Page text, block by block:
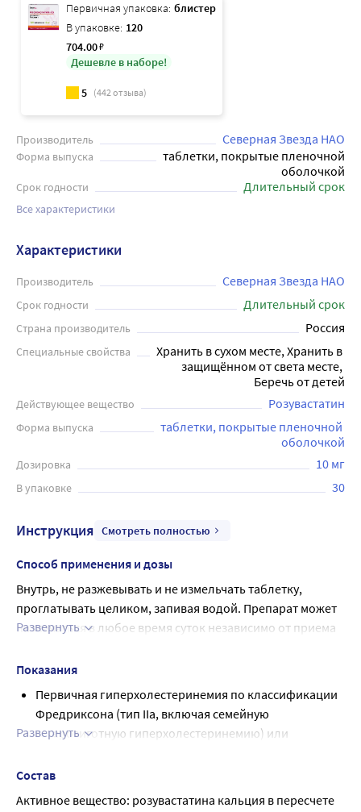
Первичная упаковка: блистер
В упаковке: 120
704.00₽
Дешевле в наборе!
5 (442отзыва)
Производитель Северная Звезда НАО
Форма выпуска
таблетки, покрытые пленочной
оболочкой
Срок годности Длительный срок
Все характеристики
Характеристики
Производитель Северная Звезда НАО
Срок годности Длительный срок
Страна производитель Россия
Специальные свойства
Хранить в сухом месте, Хранить в
защищённом от света месте,
Беречь от детей
Действующее вещество Розувастатин
Форма выпуска
таблетки, покрытые пленочной
оболочкой
Дозировка 10 мг
В упаковке 30
Инструкция Смотреть полностью
Способ применения и дозы
Внутрь, не разжевывать и не измельчать таблетку,
проглатывать целиком, запивая водой. Препарат может
назначаться в любое время суток независимо от приема
пациент должен начать соблюдать стандартную
соблюдать ее во время лечения. Доза препарата должна
подбираться индивидуально в зависимости от целей
терапии и терапевтического ответа на лечение,
целевым концентрациям липидов.
Рекомендуемая начальная доза для пациентов,
Развернуть
Показания
Первичная гиперхолестеринемия по классификации
Фредриксона (тип IIа, включая семейную
гетерозиготную гиперхолестеринемию) или
дополнения к диете, когда диета и другие
Развернуть
Состав
Активное вещество: розувастатина кальция в пересчете